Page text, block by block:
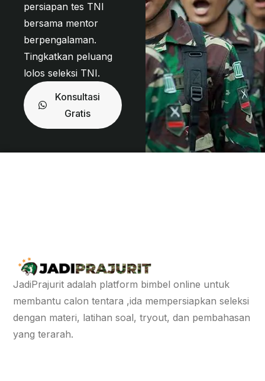
persiapan tes TNI
bersama mentor
berpengalaman.
Tingkatkan peluang
lolos seleksi TNI.
Konsultasi
Gratis
JadiPrajurit adalah platform bimbel online untuk
membantu calon tentara ,ida mempersiapkan seleksi
dengan materi, latihan soal, tryout, dan pembahasan
yang terarah.